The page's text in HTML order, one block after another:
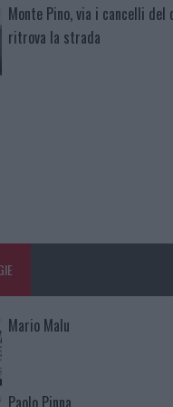
Monte Pino, via i cancelli del
ritrova la strada
Mario Malu
Paolo Pinna